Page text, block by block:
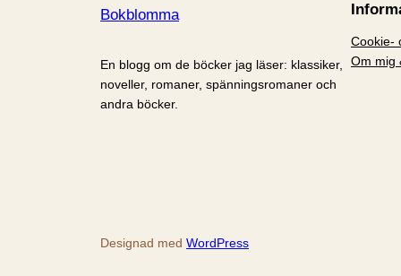
Bokblomma
En blogg om de böcker jag läser: klassiker,
noveller, romaner, spänningsromaner och
andra böcker.
Cookie-
Om mig
Designad med WordPress